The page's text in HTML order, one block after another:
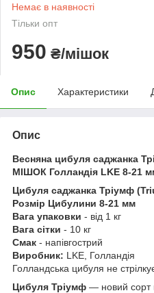
Немає в наявності
Тільки опт
950 ₴/мішок
Опис Характеристики
Опис
Весняна цибуля саджанка
МІШОК Голландія LKE 8-21
Цибуля саджанка Тріумф
Розмір Цибулини 8-21 мм
Вага упаковки - від 1 кг
Вага сітки - 10 кг
Смак - напівгострий
Виробник: LKE, Голландія
Голландська цибуля не
Цибуля Тріумф — новий сорт